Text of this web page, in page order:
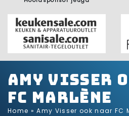
Amy Visser
FC Marlène
Home »Amy Visser ook naar FC